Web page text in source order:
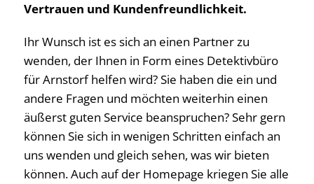
Vertrauen und Kundenfreundlichkeit.
Ihr Wunsch ist es sich an einen Partner zu
wenden, der Ihnen in Form eines Detektivbüro
für Arnstorf helfen wird? Sie haben die ein und
andere Fragen und möchten weiterhin einen
äußerst guten Service beanspruchen? Sehr gern
können Sie sich in wenigen Schritten einfach an
uns wenden und gleich sehen, was wir bieten
können. Auch auf der Homepage kriegen Sie alle